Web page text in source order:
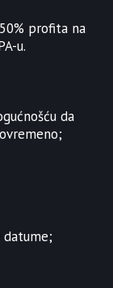
profita na
u.
da